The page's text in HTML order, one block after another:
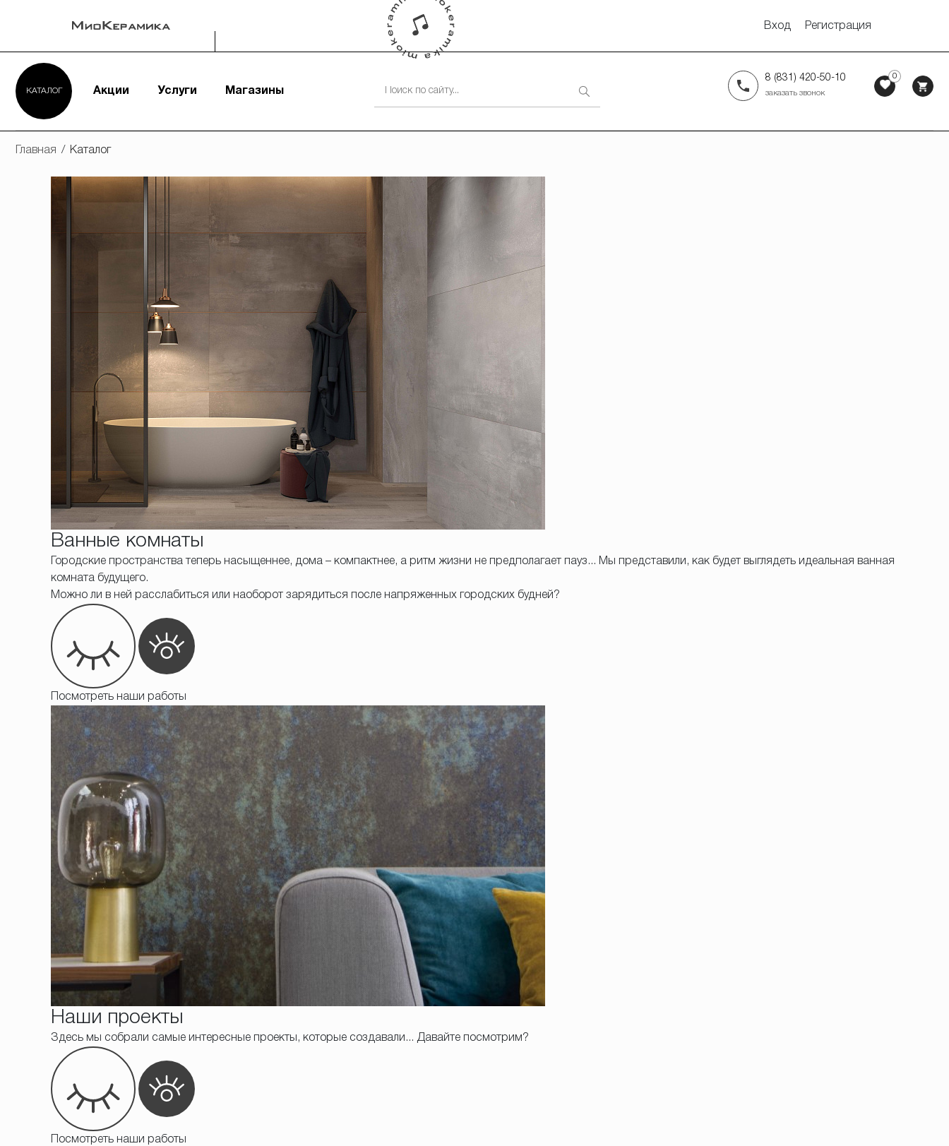
Вход Регистрация
КАТАЛОГ Акции Услуги Магазины
8 (831) 420-50-10
заказать звонок
0
Главная / Каталог
Ванные комнаты
Городские пространства теперь насыщеннее, дома – компактнее, а ритм жизни не предполагает пауз... Мы представили, как будет выглядеть идеальная ванная
комната будущего.
Можно ли в ней расслабиться или наоборот зарядиться после напряженных городских будней?
Посмотреть наши работы
Наши проекты
Здесь мы собрали самые интересные проекты, которые создавали... Давайте посмотрим?
Посмотреть наши работы